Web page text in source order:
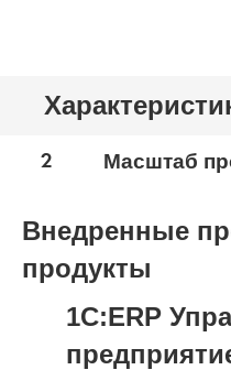
2 Масштаб
Внедренные
продукты
1С:ERP